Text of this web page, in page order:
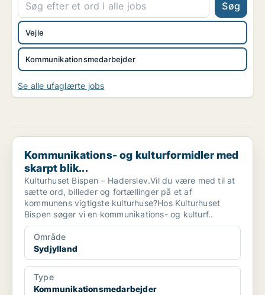
Søg
Kommunikationsmedarbejder
Vejle
Se alle ufaglærte jobs
Kommunikations- og kulturformidler med skarpt blik...
Kommunikations- og kulturformidler med
skarpt blik...
Kulturhuset Bispen – Haderslev.Vil du være med til at
sætte ord, billeder og fortællinger på et af
kommunens vigtigste kulturhuse?Hos Kulturhuset
Bispen søger vi en kommunikations- og kulturf..
Område
Sydjylland
Type
Kommunikationsmedarbejder